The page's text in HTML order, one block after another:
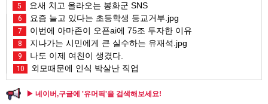
5 요새 치고 올라오는 봉화군 SNS
6 요즘 늘고 있다는 초등학생 등교거부.jpg
7 이번에 아마존이 오픈ai에 75조 투자한 이유
8 지나가는 시민에게 큰 실수하는 유재석.jpg
9 나도 이제 여친이 생겼다.
10 외모때문에 인식 박살난 직업
▶ 네이버,구글에 '유머픽'을 검색해보세요!